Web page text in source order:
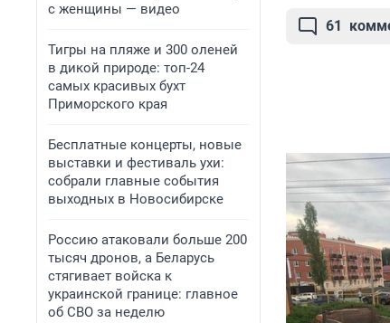
с женщины — видео
Тигры на пляже и 300 оленей
в дикой природе: топ-24
самых красивых бухт
Приморского края
Бесплатные концерты, новые
выставки и фестиваль ухи:
собрали главные события
выходных в Новосибирске
Россию атаковали больше 200
тысяч дронов, а Беларусь
стягивает войска к
украинской границе: главное
об СВО за неделю
61